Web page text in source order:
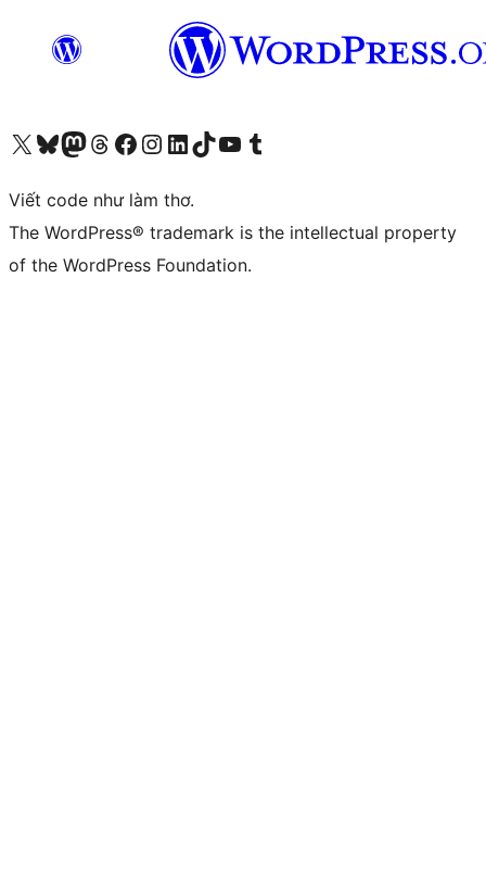
Truy cập tài khoản X (trước đây là Twitter) của chúng tôiVisit our Bluesky account
Visit our Mastodon account
Visit our Threads account
Xem trang Facebook của chúng tôiTruy cập tài khoản Instagram của chúng tôiTruy cập tài khoản LinkedIn của chúng tôiVisit our TikTok account
Truy cập kênh YouTube của chúng tôi Visit our Tumblr account
Viết code như làm thơ.
The WordPress® trademark is the intellectual property
of the WordPress Foundation.